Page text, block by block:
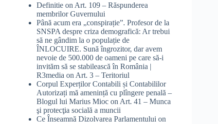
Definitie on Art. 109 – Răspunderea
membrilor Guvernului
Până acum era „conspirație”. Profesor de la
SNSPA despre criza demografică: Ar trebui
să ne gândim la o populație de
ÎNLOCUIRE. Sună îngrozitor, dar avem
nevoie de 500.000 de oameni pe care să-i
invităm să se stabilească în România |
R3media on Art. 3 – Teritoriul
Corpul Experților Contabili și Contabililor
Autorizați mă amenință cu plîngere penală –
Blogul lui Marius Mioc on Art. 41 – Munca
şi protecţia socială a muncii
Ce Înseamnă Dizolvarea Parlamentului on